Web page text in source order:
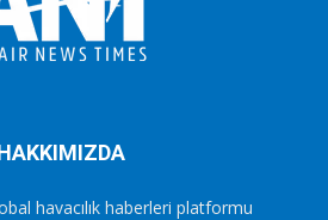
havacılık haberleri platformu